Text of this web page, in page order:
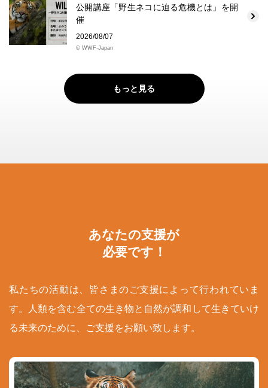
公開講座「野生ネコに迫る危機とは」を開
催
2026/08/07
© WWF-Japan
もっと見る
あなたの支援が
必要です！
私たちの活動は、皆さまのご支援によって行われていま
す。人類を含む全ての生き物と自然が調和して生きていけ
る未来のために、ご支援をお願い致します。